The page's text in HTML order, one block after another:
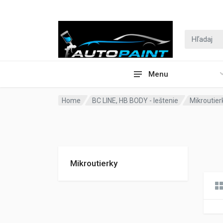
Menu
Home BC LINE, HB BODY - leštenie
Mikroutierky